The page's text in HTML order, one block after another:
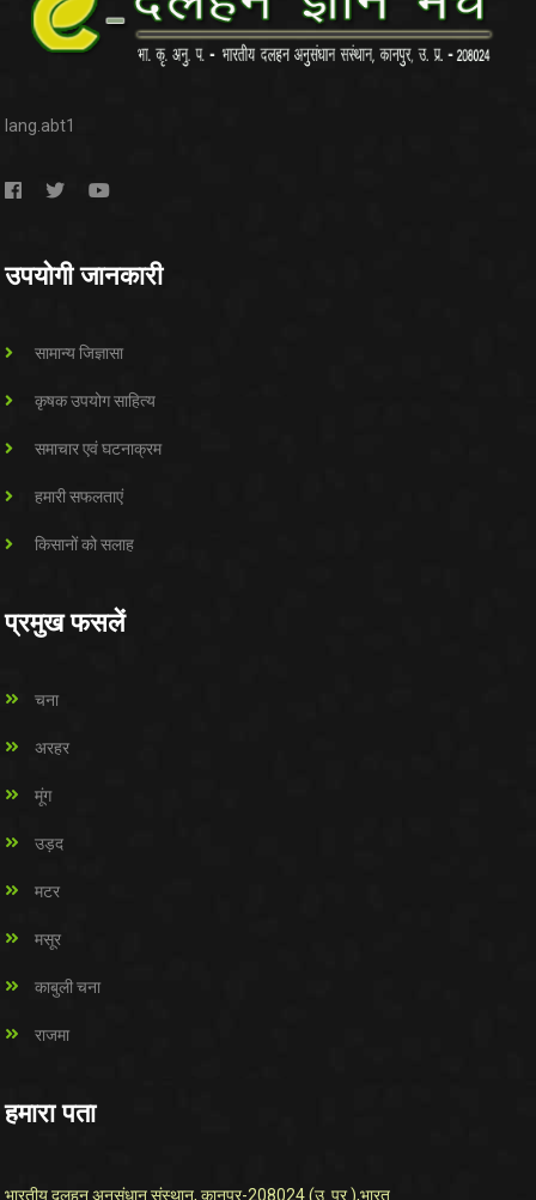
lang.abt1
उपयोगी जानकारी
सामान्य जिज्ञासा
कृषक उपयोग साहित्य
समाचार एवं घटनाक्रम
हमारी सफलताएं
किसानों को सलाह
प्रमुख फसलें
चना
अरहर
मूंग
उड़द
मटर
मसूर
काबुली चना
राजमा
हमारा पता
भारतीय दलहन अनुसंधान संस्थान, कानपुर-208024 (उ. प्र.),भारत